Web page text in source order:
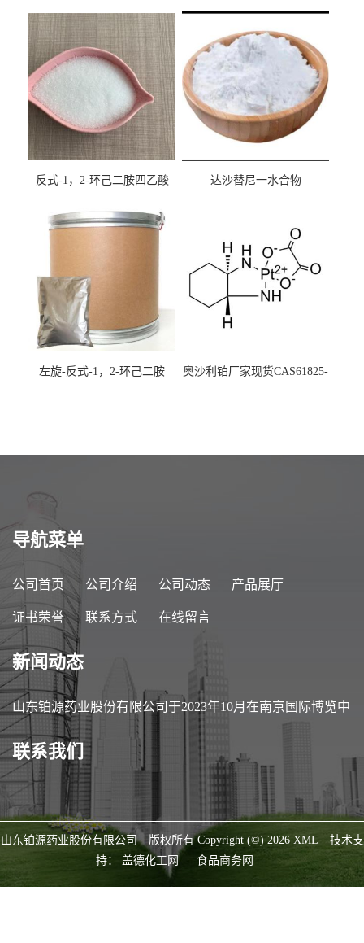
反式-1，2-环己二胺四乙酸
达沙替尼一水合物
左旋-反式-1，2-环己二胺
奥沙利铂厂家现货CAS61825-
导航菜单
公司首页 公司介绍 公司动态 产品展厅
证书荣誉 联系方式 在线留言
新闻动态
山东铂源药业股份有限公司于2023年10月在南京国际博览中
心参加第89届中国医药原料药/中间体/包装/设备交易会
（API China）
联系我们
山东铂源药业股份有限公司 版权所有 Copyright (©) 2026 XML
技术支
持： 盖德化工网 食品商务网